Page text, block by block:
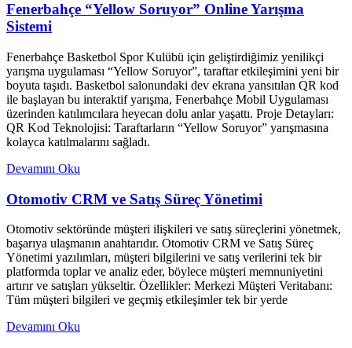
Fenerbahçe “Yellow Soruyor” Online Yarışma
Sistemi
Fenerbahçe Basketbol Spor Kulübü için geliştirdiğimiz yenilikçi
yarışma uygulaması “Yellow Soruyor”, taraftar etkileşimini yeni bir
boyuta taşıdı. Basketbol salonundaki dev ekrana yansıtılan QR kod
ile başlayan bu interaktif yarışma, Fenerbahçe Mobil Uygulaması
üzerinden katılımcılara heyecan dolu anlar yaşattı. Proje Detayları:
QR Kod Teknolojisi: Taraftarların “Yellow Soruyor” yarışmasına
kolayca katılmalarını sağladı.
Devamını Oku
Otomotiv CRM ve Satış Süreç Yönetimi
Otomotiv sektöründe müşteri ilişkileri ve satış süreçlerini yönetmek,
başarıya ulaşmanın anahtarıdır. Otomotiv CRM ve Satış Süreç
Yönetimi yazılımları, müşteri bilgilerini ve satış verilerini tek bir
platformda toplar ve analiz eder, böylece müşteri memnuniyetini
artırır ve satışları yükseltir. Özellikler: Merkezi Müşteri Veritabanı:
Tüm müşteri bilgileri ve geçmiş etkileşimler tek bir yerde
Devamını Oku